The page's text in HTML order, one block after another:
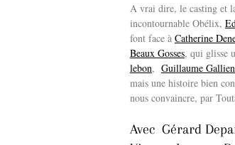
A vrai dire, le casting et
incontournable Obélix,
font face à Catherine
Beaux Gosses, qui glisse
lebon, Guillaume
mais une histoire bien
nous convaincre, par
Avec Gérard